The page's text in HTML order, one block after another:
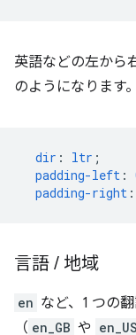
英語などの左から
のようになります。
dir : ltr ;
padding-left :
padding-right :
言語 / 地域
en など、1 つの
（ en_GB や en_US